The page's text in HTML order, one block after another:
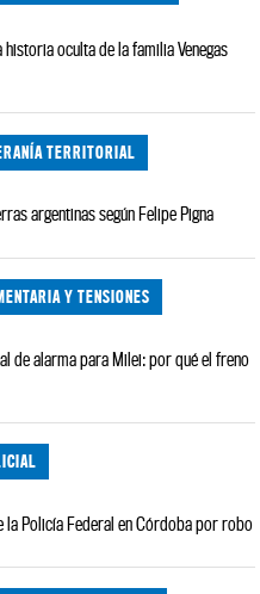
oculta de la familia Venegas
TERRITORIAL
argentinas según Felipe Pigna
Y TENSIONES
de alarma para Milei: por qué el freno
la Policía Federal en Córdoba por robo